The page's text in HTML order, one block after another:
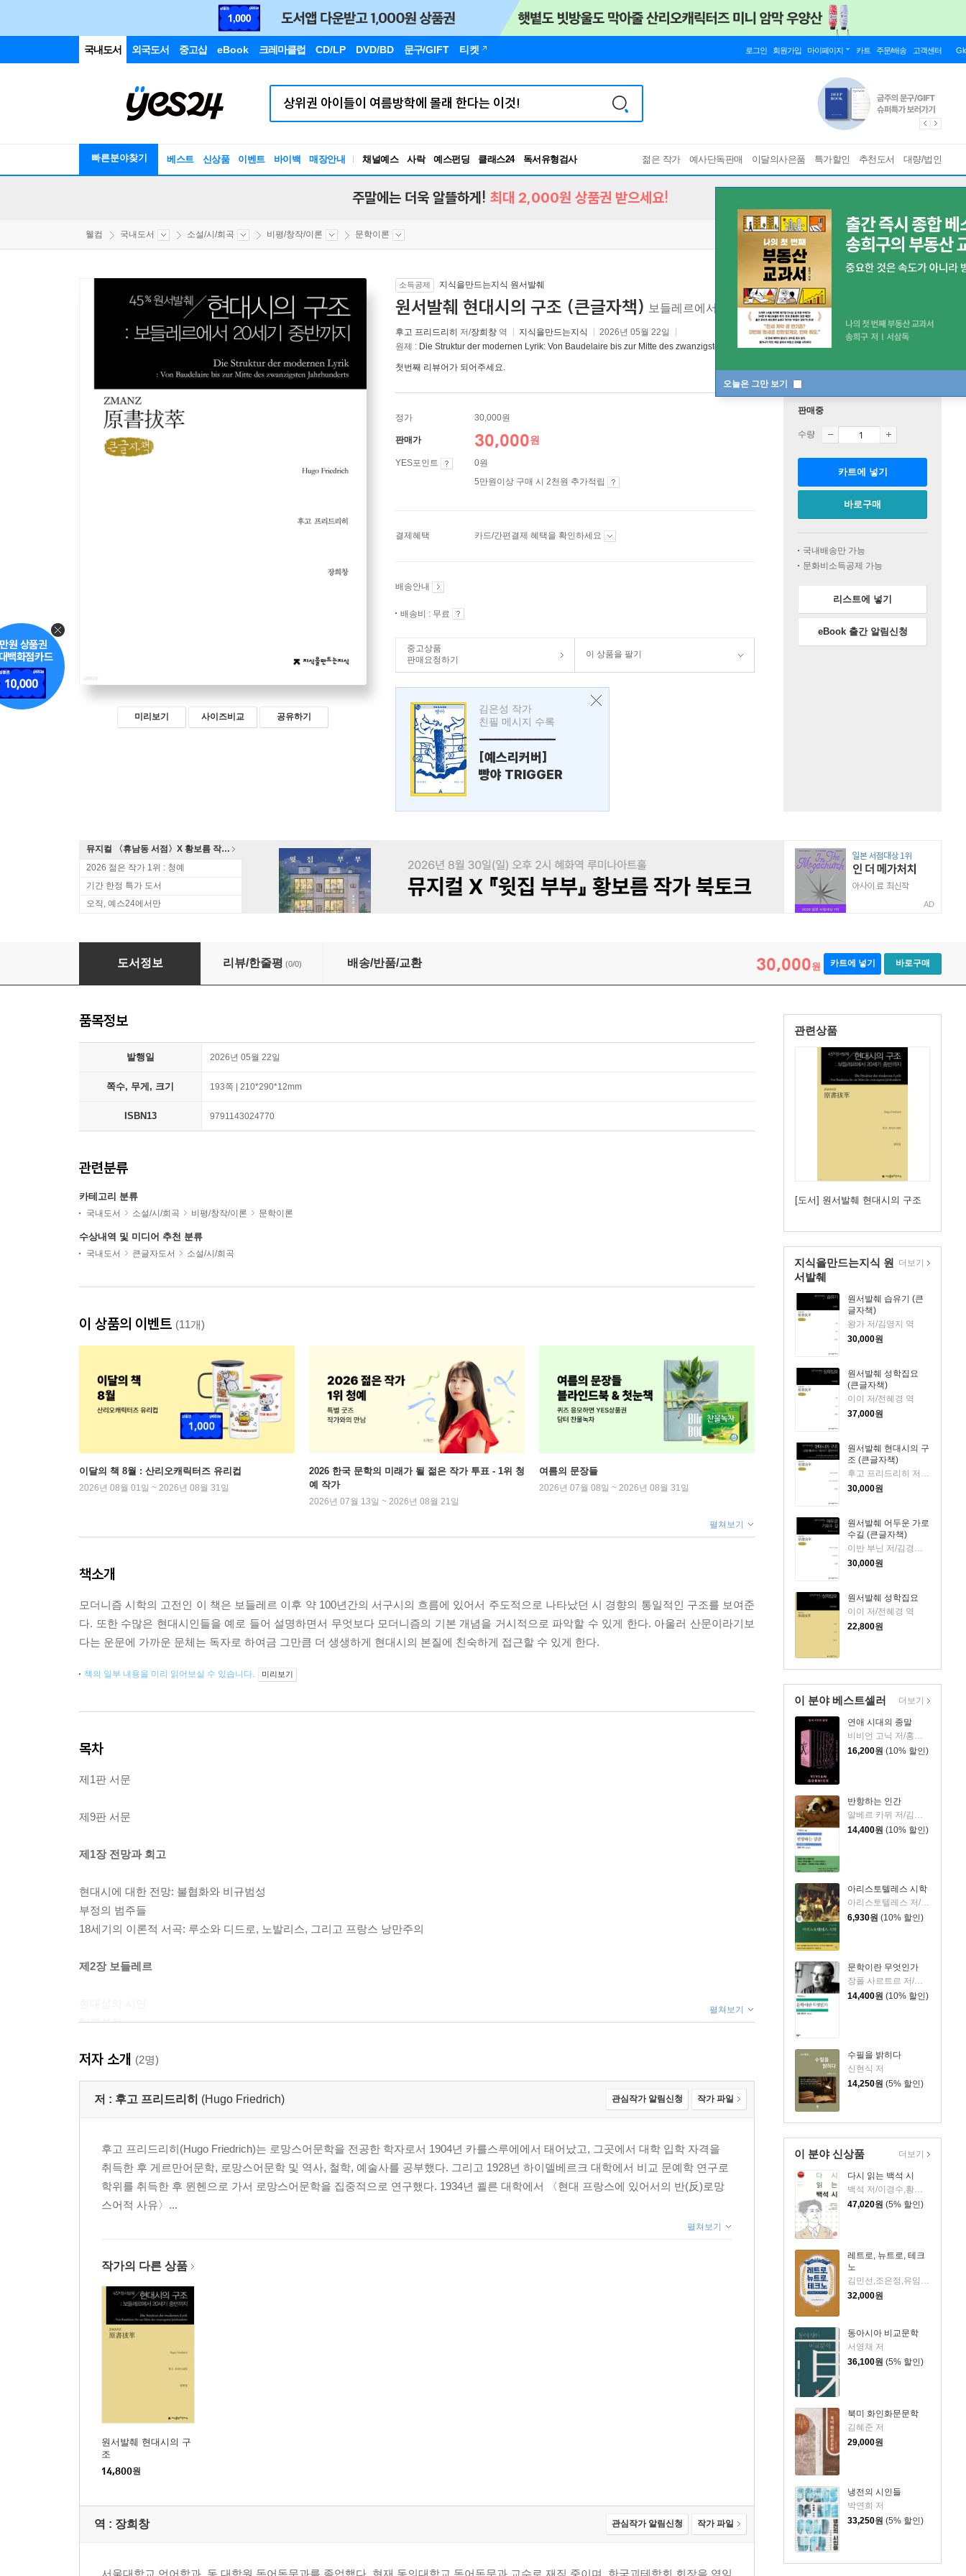
국내도서 외국도서 중고샵 eBook 크레마클럽 CD/LP DVD/BD 문구/GIFT 티켓 로그인 회원가입 마이페이지 카트 주문/배송 고객센터
빠른분야찾기 베스트 신상품 이벤트 바이백 매장안내 채널예스 사락 예스펀딩 클래스24
RBTI Lab
독서유형검사
젊은 작가 예사단독판매 이달의사은품 특가할인 추천도서 대량/법인
오늘은 그만 보기
주말에는 더욱 알뜰하게! 최대 2,000원 상품권 받으세요!
웰컴 국내도서 소설/시/희곡 비평/창작/이론 문학이론
미리보기 사이즈비교 공유하기
소득공제 지식을만드는지식 원서발췌
원서발췌 현대시의 구조 (큰글자책) 보들레르에서 20세기 중반까지
후고 프리드리히 저/장희창 역 지식을만드는지식
2026년 05월 22일
원제 : Die Struktur der modernen Lyrik: Von Baudelaire bis zur Mitte des zwanzigsten Jahrhunderts
첫번째 리뷰어가 되어주세요.
정가 30,000원
판매가 30,000원
YES포인트
0원
5만원이상 구매 시 2천원 추가적립
결제혜택 카드/간편결제 혜택을 확인하세요
배송안내
배송비 : 무료
중고상품
판매요청하기
이 상품을 팔기
김은성 작가
친필 메시지 수록
---------------
[예스리커버]
빵야 TRIGGER
판매중
수량
카트에 넣기
바로구매
국내배송만 가능
문화비소득공제 가능
리스트에 넣기
eBook 출간 알림신청
뮤지컬 〈휴남동 서점〉X 황보름 작가 북토크
2026 젊은 작가 1위 : 청예
기간 한정 특가 도서
오직, 예스24에서만
AD
원서발췌 현대시의 구조 (큰글자책)
도서정보 리뷰/한줄평 (0/0) 배송/반품/교환 30,000원 카트에 넣기 바로구매
관련상품
[도서] 원서발췌 현대시의 구조
지식을만드는지식 원
서발췌
원서발췌 습유기 (큰
글자책)
왕가 저/김영지 역
30,000원
원서발췌 성학집요
(큰글자책)
이이 저/전혜경 역
37,000원
원서발췌 현대시의 구
조 (큰글자책)
후고 프리드리히 저/장희창 역
30,000원
원서발췌 어두운 가로
수길 (큰글자책)
이반 부닌 저/김경태 역
30,000원
원서발췌 성학집요
이이 저/전혜경 역
22,800원
더보기
이 분야 베스트셀러
연애 시대의 종말
비비언 고닉 저/홍한별 역
16,200원 (10% 할인)
반항하는 인간
알베르 카뮈 저/김화영 역
14,400원 (10% 할인)
아리스토텔레스 시학
아리스토텔레스 저/박문재 역
6,930원 (10% 할인)
문학이란 무엇인가
장폴 사르트르 저/정명환 역
14,400원 (10% 할인)
수필을 밝히다
신현식 저
14,250원 (5% 할인)
더보기
이 분야 신상품
다시 읽는 백석 시
백석 저/이경수,황선희 편
47,020원 (5% 할인)
레트로, 뉴트로, 테크
노
32,000원
동아시아 비교문학
서영채 저
36,100원 (5% 할인)
북미 화인화문문학
김혜준 저
29,000원
냉전의 시인들
박연희 저
33,250원 (5% 할인)
더보기
품목정보
발행일 2026년 05월 22일
쪽수, 무게, 크기 193쪽 | 210*290*12mm
ISBN13 9791143024770
관련분류
카테고리 분류
국내도서 소설/시/희곡 비평/창작/이론 문학이론
수상내역 및 미디어 추천 분류
국내도서 큰글자도서 소설/시/희곡
이 상품의 이벤트 (11개)
이달의 책 8월 : 산리오캐릭터즈 유리컵
2026년 08월 01일 ~ 2026년 08월 31일
2026 한국 문학의 미래가 될 젊은 작가 투표 - 1위 청
예 작가
2026년 07월 13일 ~ 2026년 08월 21일
여름의 문장들
2026년 07월 08일 ~ 2026년 08월 31일
펼쳐보기
책소개
모더니즘 시학의 고전인 이 책은 보들레르 이후 약 100년간의 서구시의 흐름에 있어서 주도적으로 나타났던 시 경향의 통일적인 구조를 보여준
다. 또한 수많은 현대시인들을 예로 들어 설명하면서 무엇보다 모더니즘의 기본 개념을 거시적으로 파악할 수 있게 한다. 아울러 산문이라기보
다는 운문에 가까운 문체는 독자로 하여금 그만큼 더 생생하게 현대시의 본질에 친숙하게 접근할 수 있게 한다.
책의 일부 내용을 미리 읽어보실 수 있습니다. 미리보기
목차
제1판 서문
제9판 서문
제1장 전망과 회고
현대시에 대한 전망: 불협화와 비규범성
부정의 범주들
18세기의 이론적 서곡: 루소와 디드로, 노발리스, 그리고 프랑스 낭만주의
제2장 보들레르
탈개성화
종말론과 현대성
추(醜)의 미학
붕괴된 기독교
창작적 상상력
해체와 데포르마시옹
추상과 아라베스크
방향 상실
견자(見者)의 편지: 공허한 초월, 비규범성의 추구, 불협화의 ‘음악’
전통과의 단절
현대성과 도회시
전제적 상상력
＜일뤼미나시옹＞
최종적 평가
펼쳐보기
저자 소개 (2명)
저 : 후고 프리드리히 (Hugo Friedrich) 관심작가 알림신청 작가 파일
후고 프리드리히(Hugo Friedrich)는 로망스어문학을 전공한 학자로서 1904년 카를스루에에서 태어났고, 그곳에서 대학 입학 자격을
취득한 후 게르만어문학, 로망스어문학 및 역사, 철학, 예술사를 공부했다. 그리고 1928년 하이델베르크 대학에서 비교 문예학 연구로
학위를 취득한 후 뮌헨으로 가서 로망스어문학을 집중적으로 연구했다. 1934년 쾰른 대학에서 〈현대 프랑스에 있어서의 반(反)로망
스어적 사유〉...
펼쳐보기
작가의 다른 상품
원서발췌 현대시의 구
조
14,800원
역 : 장희창 관심작가 알림신청 작가 파일